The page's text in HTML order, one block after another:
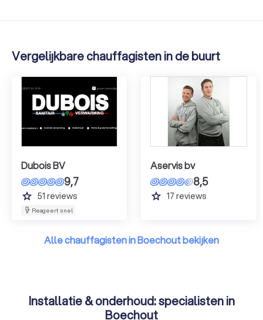
Vergelijkbare chauffagisten in de buurt
Dubois BV
9,7
grade 51 reviews
Reageert snel
Aservis bv
8,5
grade 17 reviews
Alle chauffagisten in Boechout bekijken
Installatie & onderhoud: specialisten in
Boechout